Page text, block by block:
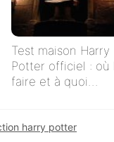
Test maison Harry
Potter officiel : où
faire et à quoi
harry potter